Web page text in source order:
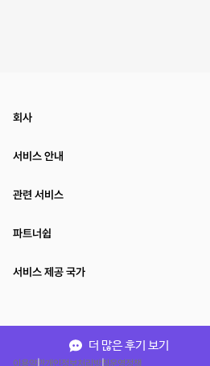
더 많은 후기 보기
회사
서비스 안내
관련 서비스
파트너쉽
서비스 제공 국가
이용약관개인정보처리방침운영정책